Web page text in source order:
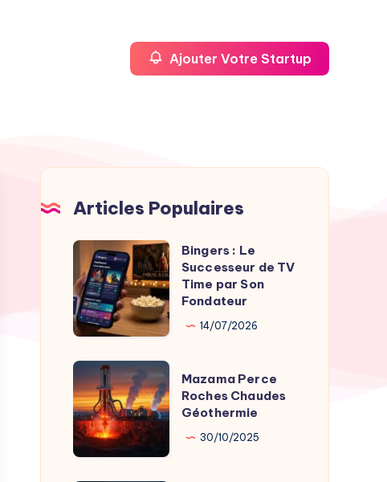
Ajouter Votre Startup
Articles Populaires
Bingers
Le
Successeur
de
TV
Time
par
Son
Fondateur
Bingers : Le
Successeur de TV
Time par Son
Fondateur
14/07/2026
Mazama
Perce
Roches
Chaudes
Géothermie
Mazama Perce
Roches Chaudes
Géothermie
30/10/2025